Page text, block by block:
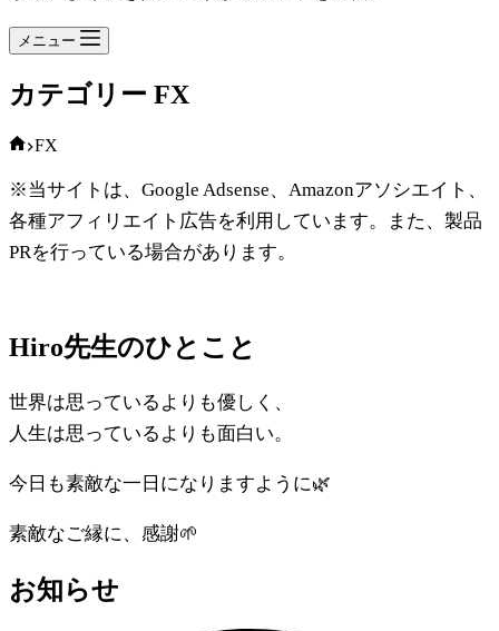
メニュー
カテゴリー FX
ホ
ム
FX
※当サイトは、Google Adsense、Amazonアソシエイト、
各種アフィリエイト広告を利用しています。また、製品
PRを行っている場合があります。
Hiro先生のひとこと
世界は思っているよりも優しく、
人生は思っているよりも面白い。
今日も素敵な一日になりますように🌿
素敵なご縁に、感謝🌱
お知らせ